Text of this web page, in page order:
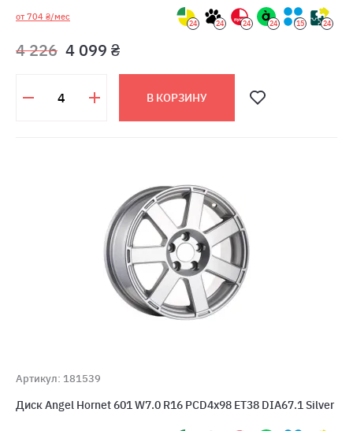
от 704 ₴/мес
24 24 24 24 15 24
4 226 4 099 ₴
В КОРЗИНУ
Артикул: 181539
Диск Angel Hornet 601 W7.0 R16 PCD4x98 ET38 DIA67.1 Silver